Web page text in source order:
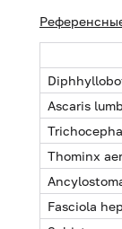
Ascaris
Thominx
Fasciola